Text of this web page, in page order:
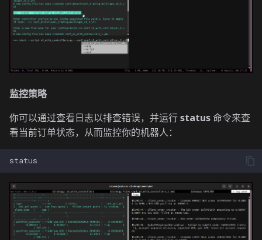
监控策略
你可以通过查看日志以排查错误，并运行status命令来查
看当前订单状态，从而监控你的机器人：